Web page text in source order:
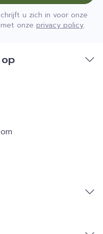
u zich in voor onze
onze privacy policy.